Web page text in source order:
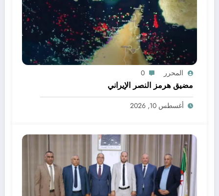
المحرر 0
مضيق هرمز النصر الإيراني
أغسطس 10, 2026